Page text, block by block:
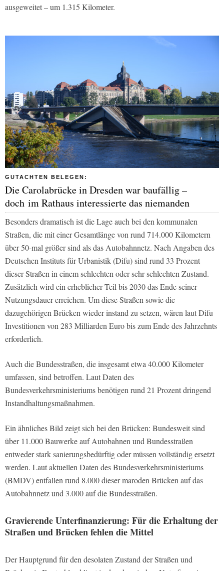
ausgeweitet – um 1.315 Kilometer.
GUTACHTEN BELEGEN:
Die Carolabrücke in Dresden war baufällig –
doch im Rathaus interessierte das niemanden
Besonders dramatisch ist die Lage auch bei den kommunalen
Straßen, die mit einer Gesamtlänge von rund 714.000 Kilometern
über 50-mal größer sind als das Autobahnnetz. Nach Angaben des
Deutschen Instituts für Urbanistik (Difu) sind rund 33 Prozent
dieser Straßen in einem schlechten oder sehr schlechten Zustand.
Zusätzlich wird ein erheblicher Teil bis 2030 das Ende seiner
Nutzungsdauer erreichen. Um diese Straßen sowie die
dazugehörigen Brücken wieder instand zu setzen, wären laut Difu
Investitionen von 283 Milliarden Euro bis zum Ende des Jahrzehnts
erforderlich.
Auch die Bundesstraßen, die insgesamt etwa 40.000 Kilometer
umfassen, sind betroffen. Laut Daten des
Bundesverkehrsministeriums benötigen rund 21 Prozent dringend
Instandhaltungsmaßnahmen.
Ein ähnliches Bild zeigt sich bei den Brücken: Bundesweit sind
über 11.000 Bauwerke auf Autobahnen und Bundesstraßen
entweder stark sanierungsbedürftig oder müssen vollständig ersetzt
werden. Laut aktuellen Daten des Bundesverkehrsministeriums
(BMDV) entfallen rund 8.000 dieser maroden Brücken auf das
Autobahnnetz und 3.000 auf die Bundesstraßen.
Gravierende Unterfinanzierung: Für die Erhaltung der
Straßen und Brücken fehlen die Mittel
Der Hauptgrund für den desolaten Zustand der Straßen und